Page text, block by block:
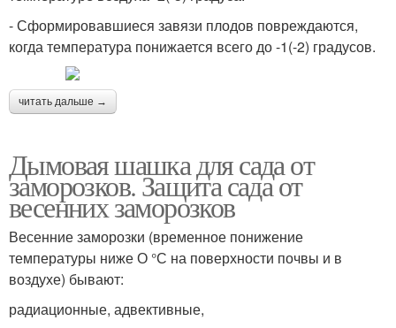
- Сформировавшиеся завязи плодов повреждаются,
когда температура понижается всего до -1(-2) градусов.
читать дальше →
Дымовая шашка для сада от
заморозков. Защита сада от
весенних заморозков
Весенние заморозки (временное понижение
температуры ниже О °С на поверхности почвы и в
воздухе) бывают:
радиационные, адвективные,